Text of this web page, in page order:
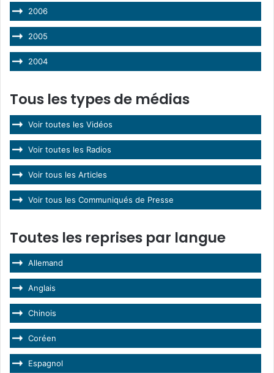
2006
2005
2004
Tous les types de médias
Voir toutes les Vidéos
Voir toutes les Radios
Voir tous les Articles
Voir tous les Communiqués de Presse
Toutes les reprises par langue
Allemand
Anglais
Chinois
Coréen
Espagnol